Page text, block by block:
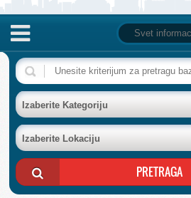
NASLOVNA
BAZA FIRMI
POSLOVNI OGLASI
AKCIJE I KATALOZI
Izaberite Kategoriju
Izaberite Lokaciju